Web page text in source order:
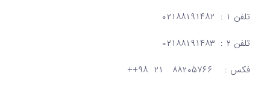
تلفن ۱ : ۰۲۱۸۸۱۹۱۴۸۲
تلفن ۲ : ۰۲۱۸۸۱۹۱۴۸۳
فکس : ۸۸۲۰۵۷۶۶ ۲۱ ۹۸++